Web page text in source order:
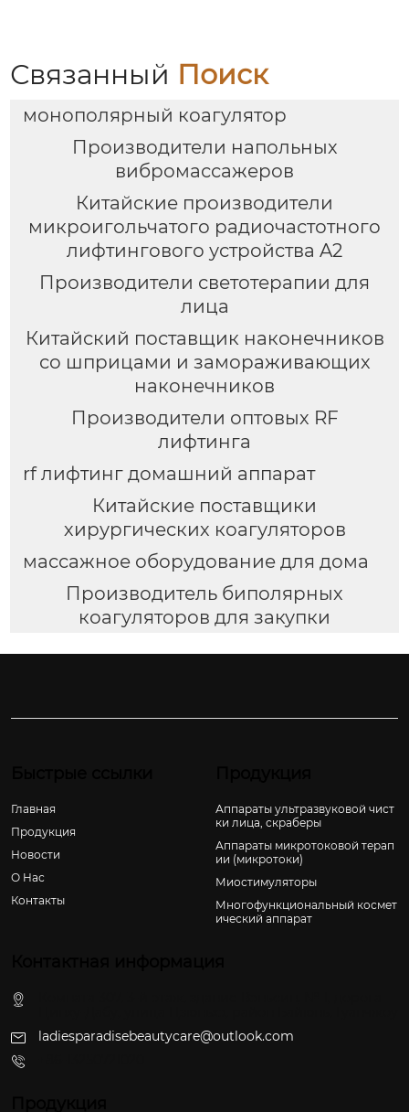
Связанный Поиск
монополярный коагулятор
Производители напольных
вибромассажеров
Китайские производители
микроигольчатого радиочастотного
лифтингового устройства A2
Производители светотерапии для
лица
Китайский поставщик наконечников
со шприцами и замораживающих
наконечников
Производители оптовых RF
лифтинга
rf лифтинг домашний аппарат
Китайские поставщики
хирургических коагуляторов
массажное оборудование для дома
Производитель биполярных
коагуляторов для закупки
Главная
Продукция
Новости
О Hас
Контакты
Аппараты ультразвуковой чист
ки лица, скраберы
Аппараты микротоковой терап
ии (микротоки)
Миостимуляторы
Многофункциональный космет
ический аппарат
ladiesparadisebeautycare@outlook.com